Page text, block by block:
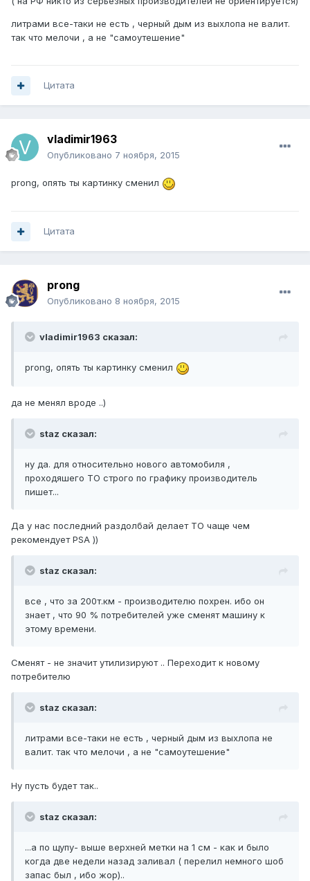
литрами все-таки не есть , черный дым из выхлопа не валит.
так что мелочи , а не "самоутешение"
Цитата
vladimir1963
Опубликовано 7 ноября, 2015
prong, опять ты картинку сменил
Цитата
prong
Опубликовано 8 ноября, 2015
vladimir1963 сказал:
prong, опять ты картинку сменил
да не менял вроде ..)
staz сказал:
ну да. для относительно нового автомобиля ,
проходяшего ТО строго по графику производитель
пишет...
Да у нас последний раздолбай делает ТО чаще чем
рекомендует PSA ))
staz сказал:
все , что за 200т.км - производителю похрен. ибо он
знает , что 90 % потребителей уже сменят машину к
этому времени.
Сменят - не значит утилизируют .. Переходит к новому
потребителю
staz сказал:
литрами все-таки не есть , черный дым из выхлопа не
валит. так что мелочи , а не "самоутешение"
Ну пусть будет так..
staz сказал:
...а по щупу- выше верхней метки на 1 см - как и было
когда две недели назад заливал ( перелил немного шоб
запас был , ибо жор)..